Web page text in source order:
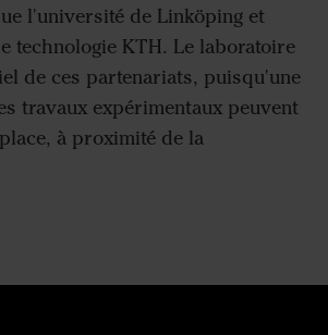
l'université de Linköping et
technologie KTH. Le laboratoire
de ces partenariats, puisqu'une
travaux expérimentaux peuvent
à proximité de la